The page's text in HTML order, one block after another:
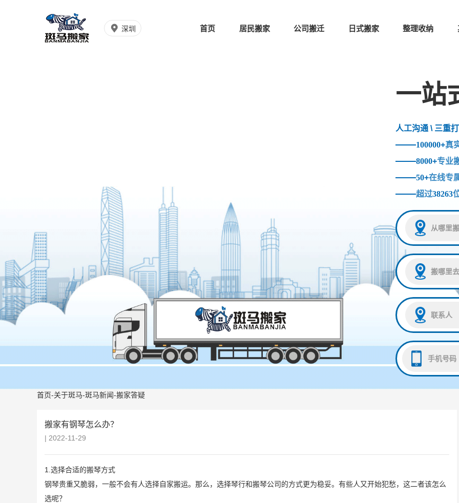
深圳 首页 居民搬家 公司搬迁 日式搬家 整理收纳
一站
人工沟通 \ 三重
100000+真
8000+专业
50+在线专
超过38263
首页-关于斑马-斑马新闻-搬家答疑
搬家有钢琴怎么办？
| 2022-11-29
1.选择合适的搬琴方式
钢琴贵重又脆弱，一般不会有人选择自家搬运。那么，选择琴行和搬琴公司的方式更为稳妥。有些人又开始犯愁，这二者该怎么
选呢？